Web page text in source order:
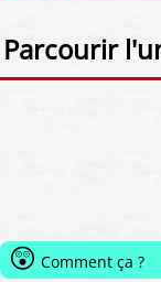
Parcourir
😲 Comment ça ?